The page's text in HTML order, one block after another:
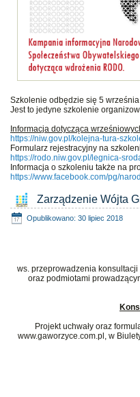
Szkolenie odbędzie się 5
Jest to jedyne szkolenie
Informacja dotycząca
https://niw.gov.pl/kolejna-tura-
Formularz rejestracyjny na
https://rodo.niw.gov.pl/legnica-
Informacja o szkoleniu także na
https://www.facebook.com/pg/
Zarządzenie Wójta
Opublikowano: 30 lipiec 2018
ws. przeprowadzenia
oraz podmiotami
Projekt uchwały oraz
www.gaworzyce.com.pl, w